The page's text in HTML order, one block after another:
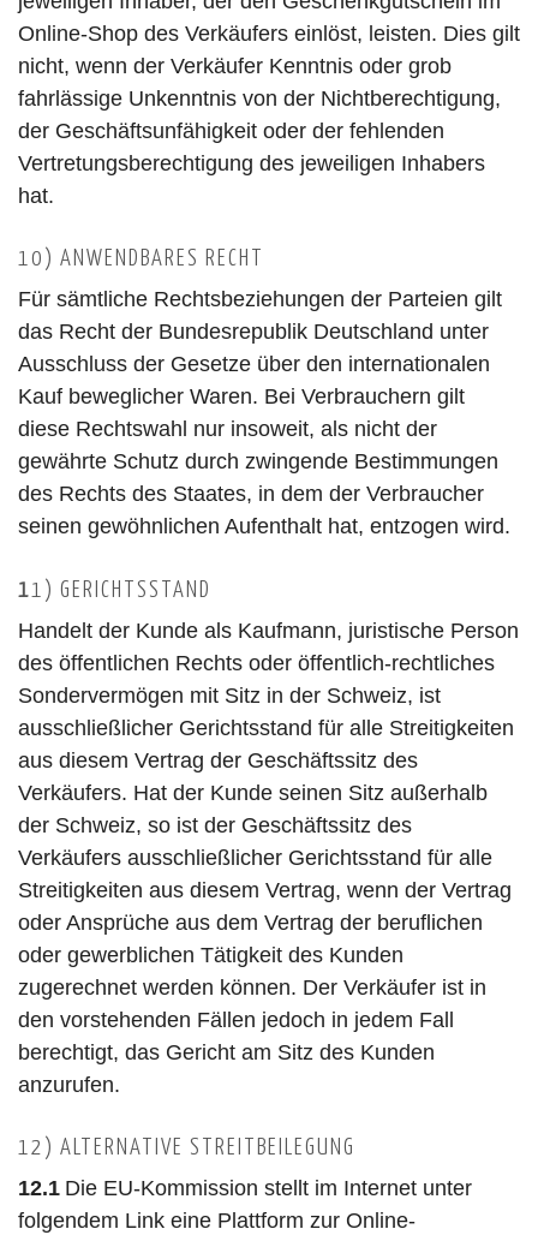
Online-Shop des Verkäufers einlöst, leisten. Dies gilt
nicht, wenn der Verkäufer Kenntnis oder grob
fahrlässige Unkenntnis von der Nichtberechtigung,
der Geschäftsunfähigkeit oder der fehlenden
Vertretungsberechtigung des jeweiligen Inhabers
hat.
10) ANWENDBARES RECHT
Für sämtliche Rechtsbeziehungen der Parteien gilt
das Recht der Bundesrepublik Deutschland unter
Ausschluss der Gesetze über den internationalen
Kauf beweglicher Waren. Bei Verbrauchern gilt
diese Rechtswahl nur insoweit, als nicht der
gewährte Schutz durch zwingende Bestimmungen
des Rechts des Staates, in dem der Verbraucher
seinen gewöhnlichen Aufenthalt hat, entzogen wird.
1 1) GERICHTSSTAND
Handelt der Kunde als Kaufmann, juristische Person
des öffentlichen Rechts oder öffentlich-rechtliches
Sondervermögen mit Sitz in der Schweiz, ist
ausschließlicher Gerichtsstand für alle Streitigkeiten
aus diesem Vertrag der Geschäftssitz des
Verkäufers. Hat der Kunde seinen Sitz außerhalb
der Schweiz, so ist der Geschäftssitz des
Verkäufers ausschließlicher Gerichtsstand für alle
Streitigkeiten aus diesem Vertrag, wenn der Vertrag
oder Ansprüche aus dem Vertrag der beruflichen
oder gewerblichen Tätigkeit des Kunden
zugerechnet werden können. Der Verkäufer ist in
den vorstehenden Fällen jedoch in jedem Fall
berechtigt, das Gericht am Sitz des Kunden
anzurufen.
12) ALTERNATIVE STREITBEILEGUNG
12.1 Die EU-Kommission stellt im Internet unter
folgendem Link eine Plattform zur Online-